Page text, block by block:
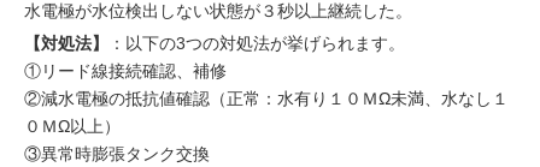
水電極が水位検出しない状態が３秒以上継続した。
【対処法】
：以下の3つの対処法が挙げられます。
①リード線接続確認、補修
②減水電極の抵抗値確認（正常：水有り１０ＭΩ未満、水なし１
０ＭΩ以上）
③異常時膨張タンク交換